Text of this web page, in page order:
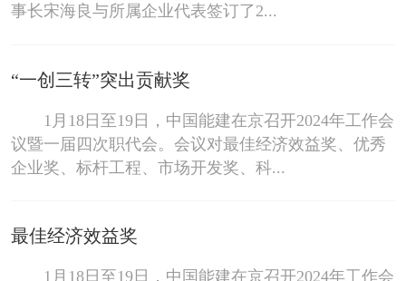
事长宋海良与所属企业代表签订了2...
“一创三转”突出贡献奖
1月18日至19日，中国能建在京召开2024年工作会
议暨一届四次职代会。会议对最佳经济效益奖、优秀
企业奖、标杆工程、市场开发奖、科...
最佳经济效益奖
1月18日至19日，中国能建在京召开2024年工作会